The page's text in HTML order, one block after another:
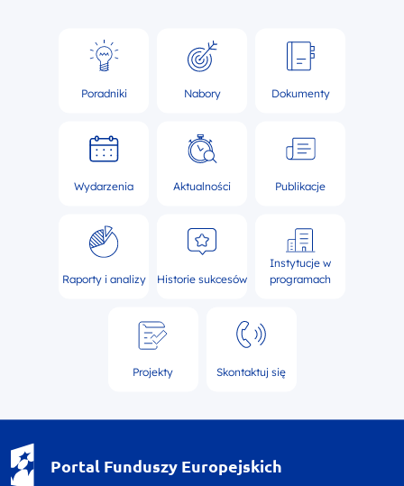
Poradniki Nabory Dokumenty
Wydarzenia Aktualności Publikacje
Raporty i analizy Historie sukcesów
Instytucje w
programach
Projekty Skontaktuj się
Portal Funduszy Europejskich